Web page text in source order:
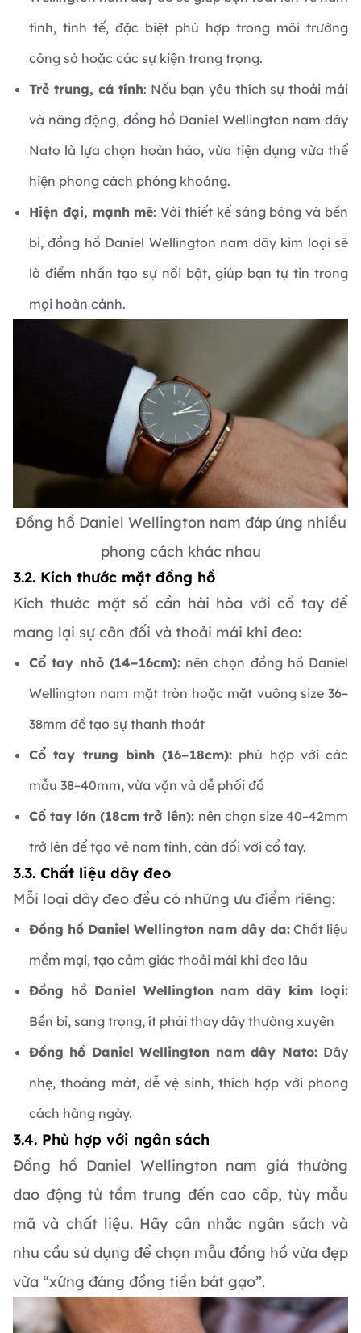
tính, tinh tế, đặc biệt phù hợp trong môi trường
công sở hoặc các sự kiện trang trọng.
Trẻ trung, cá tính: Nếu bạn yêu thích sự thoải mái
và năng động, đồng hồ Daniel Wellington nam dây
Nato là lựa chọn hoàn hảo, vừa tiện dụng vừa thể
hiện phong cách phóng khoáng.
Hiện đại, mạnh mẽ: Với thiết kế sáng bóng và bền
bỉ, đồng hồ Daniel Wellington nam dây kim loại sẽ
là điểm nhấn tạo sự nổi bật, giúp bạn tự tin trong
mọi hoàn cảnh.
Đồng hồ Daniel Wellington nam đáp ứng nhiều
phong cách khác nhau
3.2. Kích thước mặt đồng hồ
Kích thước mặt số cần hài hòa với cổ tay để
mang lại sự cân đối và thoải mái khi đeo:
Cổ tay nhỏ (14–16cm):nên chọn đồng hồ Daniel
Wellington nam mặt tròn hoặc mặt vuông size 36–
38mm để tạo sự thanh thoát
Cổ tay trung bình (16–18cm): phù hợp với các
mẫu 38–40mm, vừa vặn và dễ phối đồ
Cổ tay lớn (18cm trở lên): nên chọn size 40–42mm
trở lên để tạo vẻ nam tính, cân đối với cổ tay.
3.3. Chất liệu dây đeo
Mỗi loại dây đeo đều có những ưu điểm riêng:
Đồng hồ Daniel Wellington nam dây da: Chất liệu
mềm mại, tạo cảm giác thoải mái khi đeo lâu
Đồng hồ Daniel Wellington nam dây kim loại:
Bền bỉ, sang trọng, ít phải thay dây thường xuyên
Đồng hồ Daniel Wellington nam dây Nato: Dây
nhẹ, thoáng mát, dễ vệ sinh, thích hợp với phong
cách hàng ngày.
3.4. Phù hợp với ngân sách
Đồng hồ Daniel Wellington nam giá thường
dao động từ tầm trung đến cao cấp, tùy mẫu
mã và chất liệu. Hãy cân nhắc ngân sách và
nhu cầu sử dụng để chọn mẫu đồng hồ vừa đẹp
vừa “xứng đáng đồng tiền bát gạo”.